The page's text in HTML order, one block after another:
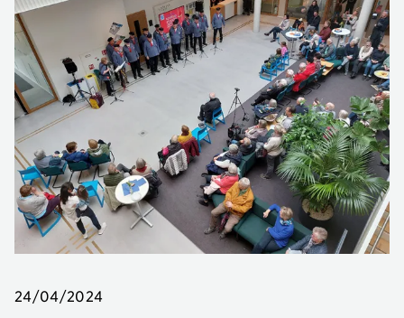
24/04/2024